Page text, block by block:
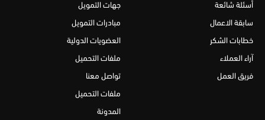
أسئلة شائعة
سابقة الاعمال
خطابات الشكر
آراء العملاء
فريق العمل
جهات التمويل
مبادرات التمويل
العضويات الدولية
ملفات التحميل
تواصل معنا
ملفات التحميل
المدونة